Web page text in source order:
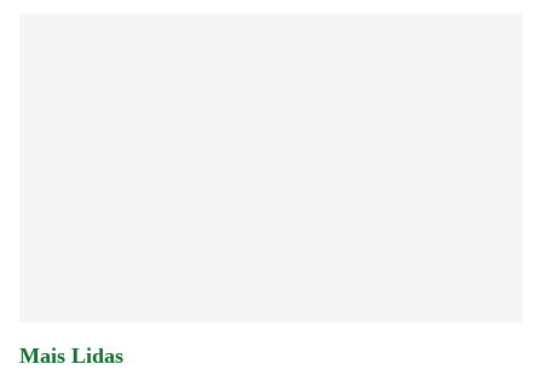
Mais Lidas